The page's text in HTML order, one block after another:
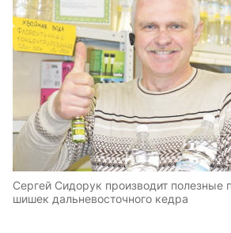
Сергей Сидорук производит полезные
шишек дальневосточного кедра